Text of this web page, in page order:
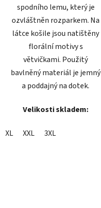
spodního lemu, který je
ozvláštněn rozparkem. Na
látce košile jsou natištěny
florální motivy s
větvičkami. Použitý
bavlněný materiál je jemný
a poddajný na dotek.
Velikosti skladem:
XL XXL 3XL